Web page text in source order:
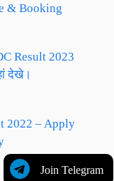
Join Telegram
& Booking
Result 2023
देखे।
2022 – Apply